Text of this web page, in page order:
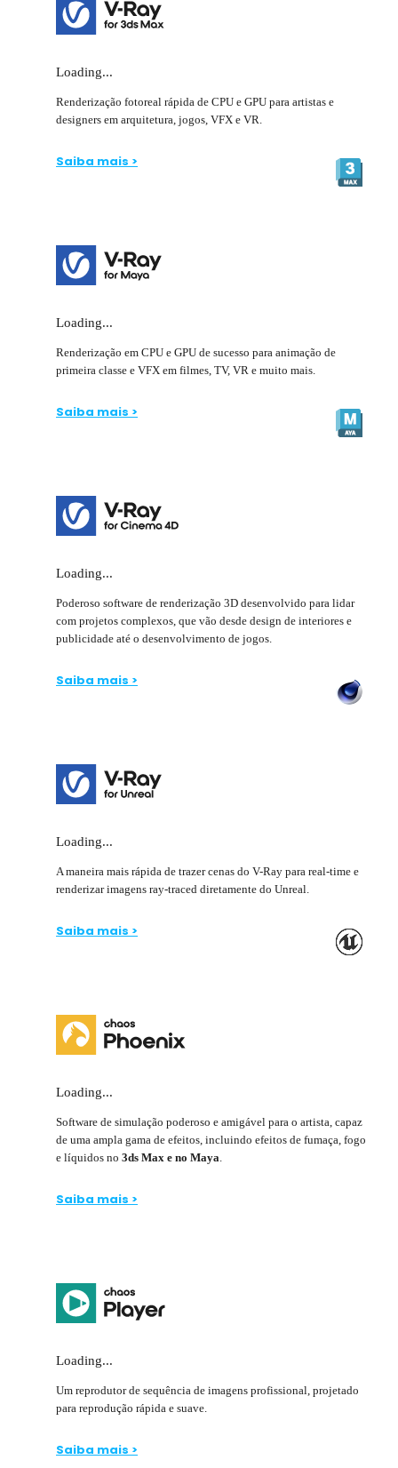
Loading...
Renderização fotoreal rápida de CPU e GPU para artistas e
designers em arquitetura, jogos, VFX e VR.
Saiba mais >
Loading...
Renderização em CPU e GPU de sucesso para animação de
primeira classe e VFX em filmes, TV, VR e muito mais.
Saiba mais >
Loading...
Poderoso software de renderização 3D desenvolvido para lidar
com projetos complexos, que vão desde design de interiores e
publicidade até o desenvolvimento de jogos.
Saiba mais >
Loading...
A maneira mais rápida de trazer cenas do V-Ray para real-time e
renderizar imagens ray-traced diretamente do Unreal.
Saiba mais >
Loading...
Software de simulação poderoso e amigável para o artista, capaz
de uma ampla gama de efeitos, incluindo efeitos de fumaça, fogo
e líquidos no 3ds Max e no Maya.
Saiba mais >
Loading...
Um reprodutor de sequência de imagens profissional, projetado
para reprodução rápida e suave.
Saiba mais >